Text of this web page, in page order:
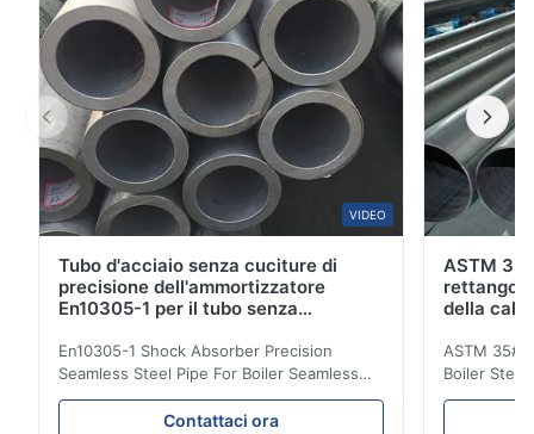
VIDEO
Tubo d'acciaio senza cuciture di
precisione dell'ammortizzatore
En10305-1 per il tubo senza
En10305-1 Shock Absorber Precision
Seamless Steel Pipe For Boiler Seamless
Tube Seamless Precision steel tubes To be
used in hydraulic system, automobile and
Contattaci ora
ASTM
della
ASTM 35#
Boiler Steel
Lehgth Its